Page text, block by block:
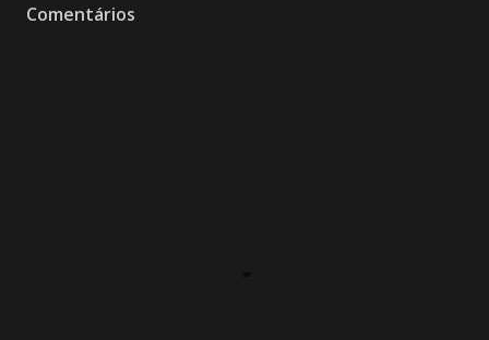
Comentários